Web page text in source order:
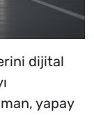
dijital
yapay